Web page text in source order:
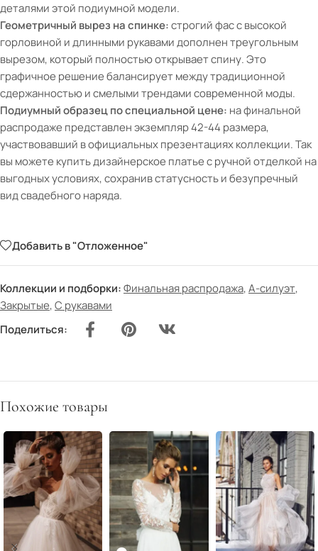
деталями этой подиумной модели.
Геометричный вырез на спинке:строгий фас с высокой
горловиной и длинными рукавами дополнен треугольным
вырезом, который полностью открывает спину. Это
графичное решение балансирует между традиционной
сдержанностью и смелыми трендами современной моды.
Подиумный образец по специальной цене: на финальной
распродаже представлен экземпляр 42-44 размера,
участвовавший в официальных презентациях коллекции. Так
вы можете купить дизайнерское платье с ручной отделкой на
выгодных условиях, сохранив статусность и безупречный
вид свадебного наряда.
Добавить в "Отложенное"
Коллекции и подборки:Финальная распродажа,А-силуэт,
Закрытые,С рукавами
Поделиться:
Похожие товары